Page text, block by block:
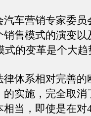
车营销专家委员
售模式的演变以
式的变革是个大趋
体系相对完善的
实施，完全取消
当，即使是在对